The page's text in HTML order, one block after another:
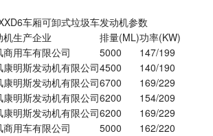
车厢可卸式垃圾车发动机参数
机生产企业 排量(ML)功率(KW)
商用车有限公司 5000
147/199
康明斯发动机有限公司4500
140/190
康明斯发动机有限公司6700
169/229
康明斯发动机有限公司6200
154/209
康明斯发动机有限公司6200
169/229
商用车有限公司 5000 162/220